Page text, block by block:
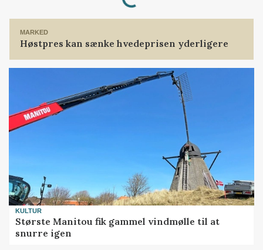
MARKED
Høstpres kan sænke hvedeprisen yderligere
KULTUR
Største Manitou fik gammel vindmølle til at
snurre igen